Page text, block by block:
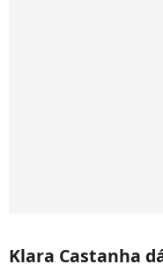
Klara Castanha